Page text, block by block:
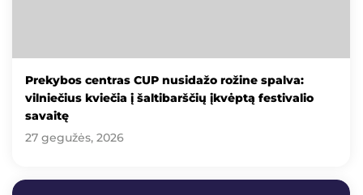
Prekybos centras CUP nusidažo rožine spalva:
vilniečius kviečia į šaltibarščių įkvėptą festivalio
savaitę
27 gegužės, 2026